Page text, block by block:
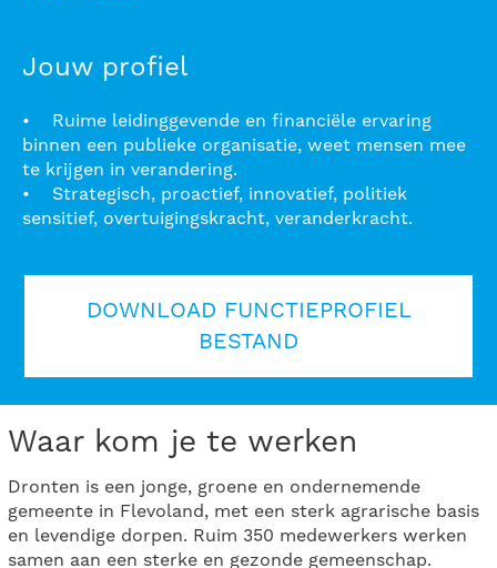
Jouw profiel
• Ruime leidinggevende en financiële ervaring
binnen een publieke organisatie, weet mensen mee
te krijgen in verandering.
• Strategisch, proactief, innovatief, politiek
sensitief, overtuigingskracht, veranderkracht.
DOWNLOAD FUNCTIEPROFIEL
BESTAND
Waar kom je te werken
Dronten is een jonge, groene en ondernemende
gemeente in Flevoland, met een sterk agrarische basis
en levendige dorpen. Ruim 350 medewerkers werken
samen aan een sterke en gezonde gemeenschap.